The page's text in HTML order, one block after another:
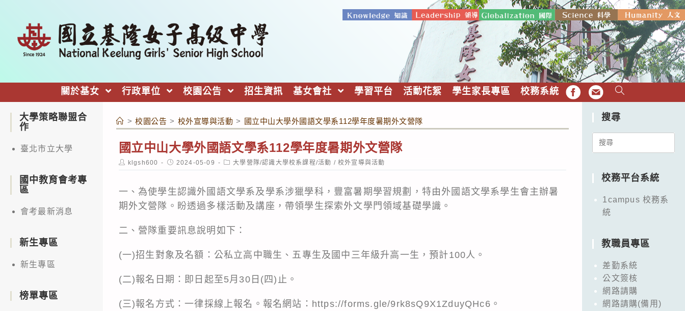
關於基女 行政單位 校園公告 招生資訊 基女會社 學習平台 活動花絮 學生家長專區 校務系統 FB EMAIL
> 校園公告 > 校外宣導與活動 > 國立中山大學外國語文學系112學年度暑期外文營隊
國立中山大學外國語文學系112學年度暑期外文營隊
Post
author:
klgsh600
Post
published:
2024-05-09
Post
category:
大學營隊/認識大學校系課程/活動 / 校外宣導與活動
一、為使學生認識外國語文學系及學系涉獵學科，豐富暑期學習規劃，特由外國語文學系學生會主辦暑
期外文營隊。盼透過多樣活動及講座，帶領學生探索外文學門領域基礎學識。
二、營隊重要訊息說明如下：
(一)招生對象及名額：公私立高中職生、五專生及國中三年級升高一生，預計100人。
(二)報名日期：即日起至5月30日(四)止。
(三)報名方式：一律採線上報名。報名網站：https://forms.gle/9rk8sQ9X1ZduyQHc6。
大學策略聯盟合
作
臺北市立大學
國中教育會考專
區
會考最新消息
新生專區
新生專區
榜單專區
搜尋
Search
校務平台系統
1campus 校務系
統
教職員專區
差勤系統
公文簽核
網路請購
網路請購(備用)